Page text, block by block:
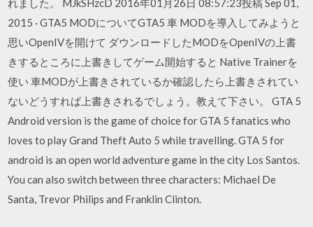
2015 · GTA5 MODについてGTA5 車 MODを導入してみようと
思いOpenIVを開けて ダウンロードしたMODをOpenIVの上書
きするところに上書きしてゲーム開始すると Native Trainerを
使い 車MODが上書きされているか確認したら上書きされてい
ないどうすれば上書きされるでしょう。教えて下さい。 GTA 5
Android version is the game of choice for GTA 5 fanatics who
loves to play Grand Theft Auto 5 while travelling. GTA 5 for
android is an open world adventure game in the city Los Santos.
You can also switch between three characters: Michael De
Santa, Trevor Philips and Franklin Clinton.